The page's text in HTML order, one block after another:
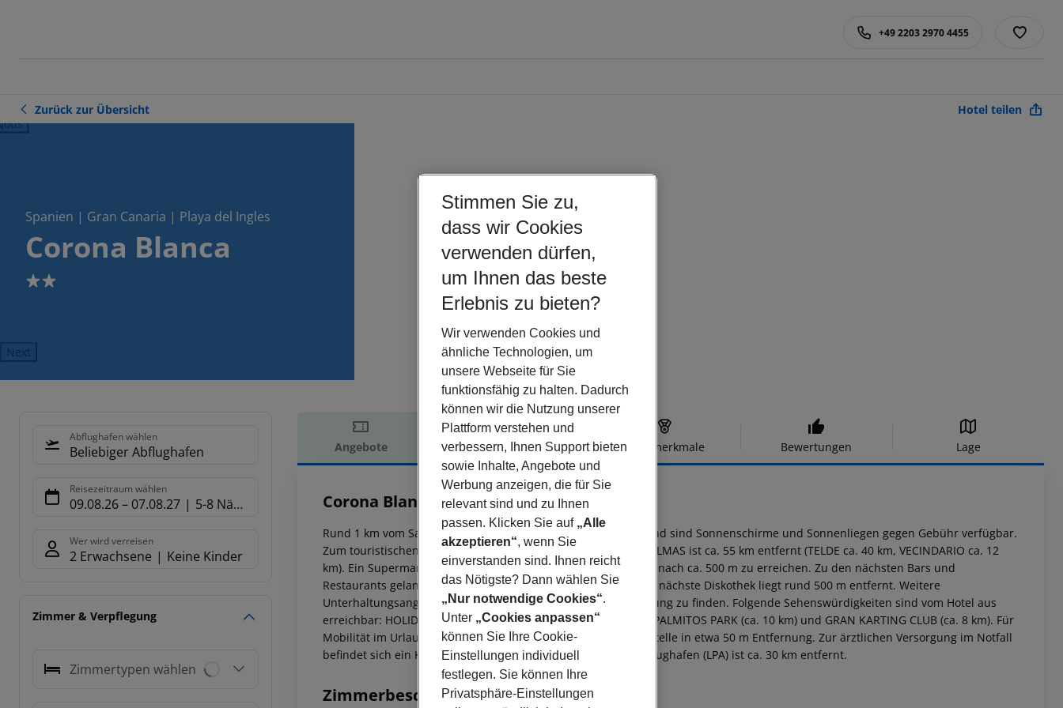
+49 2203 2970 4455
Zurück zur Übersicht Hotel teilen
Spanien | Gran Canaria | Playa del Ingles
Corona Blanca
2
Next
Abflughafen wählen
Beliebiger Abflughafen
Reisezeitraum wählen
09.08.26– 07.08.27 5-8 Nächte
Wer wird verreisen
2 Erwachsene Keine Kinder
Zimmer & Verpflegung
Zimmertypen wählen
Angebote Hotelbeschreibung Hotelmerkmale Bewertungen Lage
Hotelbeschreibung
Corona Blanca
2
Rund 1 km vom Sandstrand entfernt gelegenes Hotel. Am Strand sind Sonnenschirme und Sonnenliegen gegen Gebühr verfügbar.
Zum touristischen Zentrum sind es ca. 500 m. Die Stadt LAS PALMAS ist ca. 55 km entfernt (TELDE ca. 40 km, VECINDARIO ca. 12
km). Ein Supermarkt sowie weitere Einkaufsmöglichkeiten sind nach ca. 500 m zu erreichen. Zu den nächsten Bars und
Restaurants gelangt man ebenfalls nach rund 500 m. Auch die nächste Diskothek liegt rund 500 m entfernt. Weitere
Unterhaltungsangebote wie ein Kino sind in ca. 12 km Entfernung zu finden. Folgende Sehenswürdigkeiten sind vom Hotel aus
erreichbar: HOLIDAY WORLD (ca. 3 km), AQUALAND (ca. 5 km), PALMITOS PARK (ca. 10 km) und GRAN KARTING CLUB (ca. 8 km). Für
Mobilität im Urlaub sorgen ein Taxistand sowie eine Bushaltestelle in etwa 50 m Entfernung. Zur ärztlichen Versorgung im Notfall
befindet sich ein Krankenhaus in etwa 5 km Entfernung. Der Flughafen (LPA) ist ca. 30 km entfernt.
Zimmerbeschreibung
Stimmen Sie zu,
dass wir Cookies
verwenden dürfen,
um Ihnen das beste
Erlebnis zu bieten?
Wir verwenden Cookies und
ähnliche Technologien, um
unsere Webseite für Sie
funktionsfähig zu halten. Dadurch
können wir die Nutzung unserer
Plattform verstehen und
verbessern, Ihnen Support bieten
sowie Inhalte, Angebote und
Werbung anzeigen, die für Sie
relevant sind und zu Ihnen
passen. Klicken Sie auf „Alle
akzeptieren“, wenn Sie
einverstanden sind. Ihnen reicht
das Nötigste? Dann wählen Sie
„Nur notwendige Cookies“.
Unter „Cookies anpassen“
können Sie Ihre Cookie-
Einstellungen individuell
festlegen. Sie können Ihre
Privatsphäre-Einstellungen